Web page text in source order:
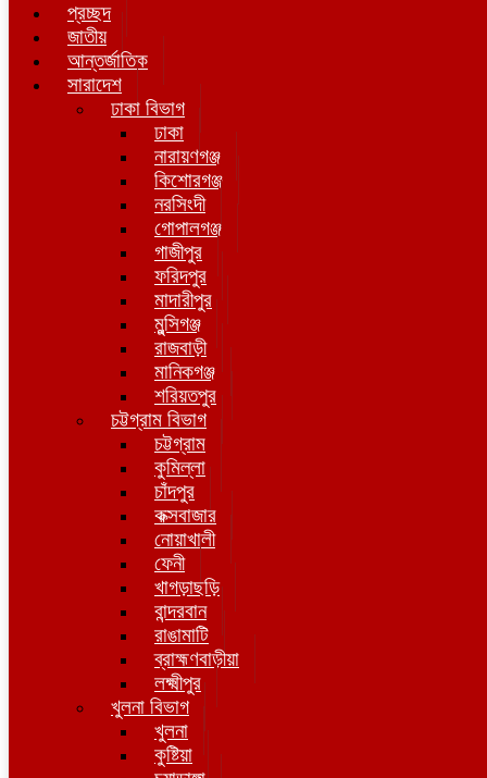
প্রচ্ছদ
জাতীয়
আন্তর্জাতিক
সারাদেশ
ঢাকা বিভাগ
ঢাকা
নারায়ণগঞ্জ
কিশোরগঞ্জ
নরসিংদী
গোপালগঞ্জ
গাজীপুর
ফরিদপুর
মাদারীপুর
মুন্সিগঞ্জ
রাজবাড়ী
মানিকগঞ্জ
শরিয়তপুর
চট্টগ্রাম বিভাগ
চট্টগ্রাম
কুমিল্লা
চাঁদপুর
কক্সবাজার
নোয়াখালী
ফেনী
খাগড়াছড়ি
বান্দরবান
রাঙামাটি
ব্রাহ্মণবাড়ীয়া
লক্ষ্মীপুর
খুলনা বিভাগ
খুলনা
কুষ্টিয়া